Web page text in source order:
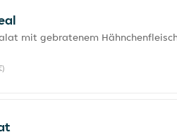
mit gebratenem